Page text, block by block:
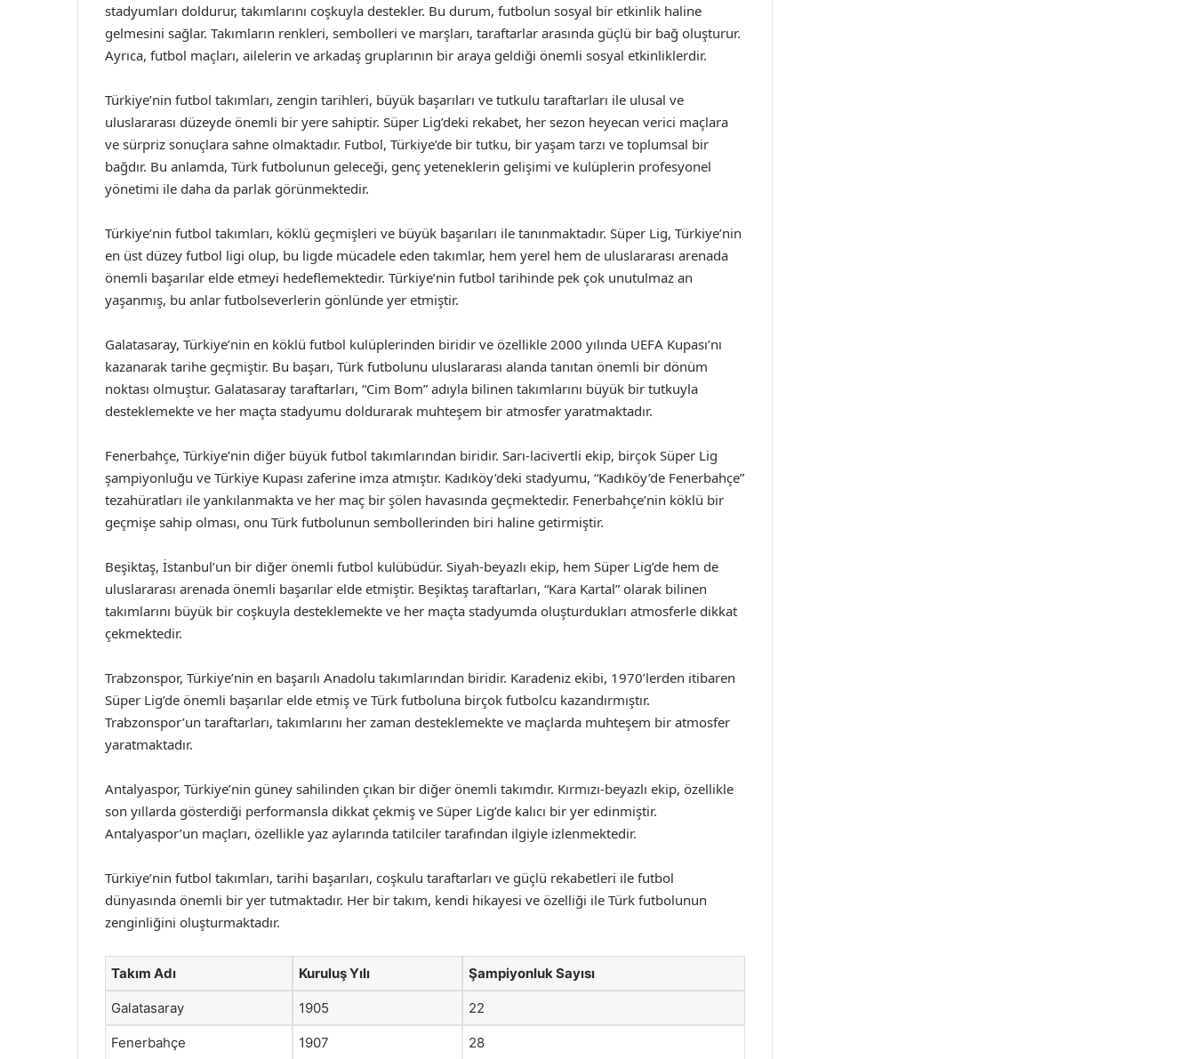
stadyumları doldurur, takımlarını coşkuyla destekler. Bu durum, futbolun sosyal bir etkinlik haline
gelmesini sağlar. Takımların renkleri, sembolleri ve marşları, taraftarlar arasında güçlü bir bağ oluşturur.
Ayrıca, futbol maçları, ailelerin ve arkadaş gruplarının bir araya geldiği önemli sosyal etkinliklerdir.
Türkiye’nin futbol takımları, zengin tarihleri, büyük başarıları ve tutkulu taraftarları ile ulusal ve
uluslararası düzeyde önemli bir yere sahiptir. Süper Lig’deki rekabet, her sezon heyecan verici maçlara
ve sürpriz sonuçlara sahne olmaktadır. Futbol, Türkiye’de bir tutku, bir yaşam tarzı ve toplumsal bir
bağdır. Bu anlamda, Türk futbolunun geleceği, genç yeteneklerin gelişimi ve kulüplerin profesyonel
yönetimi ile daha da parlak görünmektedir.
Türkiye’nin futbol takımları, köklü geçmişleri ve büyük başarıları ile tanınmaktadır. Süper Lig, Türkiye’nin
en üst düzey futbol ligi olup, bu ligde mücadele eden takımlar, hem yerel hem de uluslararası arenada
önemli başarılar elde etmeyi hedeflemektedir. Türkiye’nin futbol tarihinde pek çok unutulmaz an
yaşanmış, bu anlar futbolseverlerin gönlünde yer etmiştir.
Galatasaray, Türkiye’nin en köklü futbol kulüplerinden biridir ve özellikle 2000 yılında UEFA Kupası’nı
kazanarak tarihe geçmiştir. Bu başarı, Türk futbolunu uluslararası alanda tanıtan önemli bir dönüm
noktası olmuştur. Galatasaray taraftarları, “Cim Bom” adıyla bilinen takımlarını büyük bir tutkuyla
desteklemekte ve her maçta stadyumu doldurarak muhteşem bir atmosfer yaratmaktadır.
Fenerbahçe, Türkiye’nin diğer büyük futbol takımlarından biridir. Sarı-lacivertli ekip, birçok Süper Lig
şampiyonluğu ve Türkiye Kupası zaferine imza atmıştır. Kadıköy’deki stadyumu, “Kadıköy’de Fenerbahçe”
tezahüratları ile yankılanmakta ve her maç bir şölen havasında geçmektedir. Fenerbahçe’nin köklü bir
geçmişe sahip olması, onu Türk futbolunun sembollerinden biri haline getirmiştir.
Beşiktaş, İstanbul’un bir diğer önemli futbol kulübüdür. Siyah-beyazlı ekip, hem Süper Lig’de hem de
uluslararası arenada önemli başarılar elde etmiştir. Beşiktaş taraftarları, “Kara Kartal” olarak bilinen
takımlarını büyük bir coşkuyla desteklemekte ve her maçta stadyumda oluşturdukları atmosferle dikkat
çekmektedir.
Trabzonspor, Türkiye’nin en başarılı Anadolu takımlarından biridir. Karadeniz ekibi, 1970’lerden itibaren
Süper Lig’de önemli başarılar elde etmiş ve Türk futboluna birçok futbolcu kazandırmıştır.
Trabzonspor’un taraftarları, takımlarını her zaman desteklemekte ve maçlarda muhteşem bir atmosfer
yaratmaktadır.
Antalyaspor, Türkiye’nin güney sahilinden çıkan bir diğer önemli takımdır. Kırmızı-beyazlı ekip, özellikle
son yıllarda gösterdiği performansla dikkat çekmiş ve Süper Lig’de kalıcı bir yer edinmiştir.
Antalyaspor’un maçları, özellikle yaz aylarında tatilciler tarafından ilgiyle izlenmektedir.
Türkiye’nin futbol takımları, tarihi başarıları, coşkulu taraftarları ve güçlü rekabetleri ile futbol
dünyasında önemli bir yer tutmaktadır. Her bir takım, kendi hikayesi ve özelliği ile Türk futbolunun
zenginliğini oluşturmaktadır.
Takım Adı Kuruluş Yılı Şampiyonluk Sayısı
Galatasaray 1905 22
Fenerbahçe 1907 28